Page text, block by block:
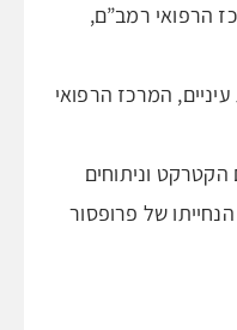
הרפואי רמב”ם,
עיניים, המרכז הרפואי
הקטרקט וניתוחים
של פרופסור